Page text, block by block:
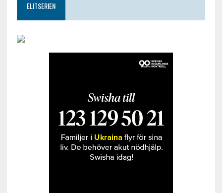
ELITSERIEN